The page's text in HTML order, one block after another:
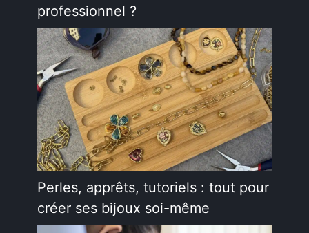
professionnel ?
Perles, apprêts, tutoriels : tout pour
créer ses bijoux soi-même